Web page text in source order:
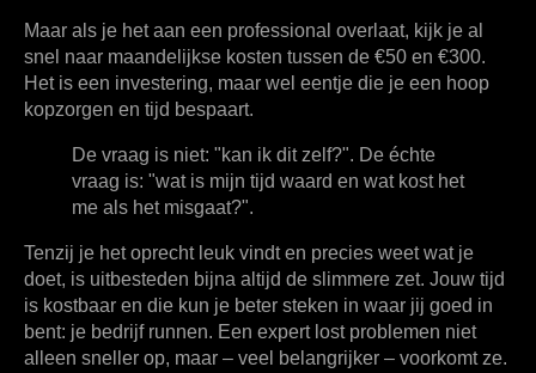
Maar als je het aan een professional overlaat, kijk je al
snel naar maandelijkse kosten tussen de €50 en €300.
Het is een investering, maar wel eentje die je een hoop
kopzorgen en tijd bespaart.
De vraag is niet: "kan ik dit zelf?". De échte
vraag is: "wat is mijn tijd waard en wat kost het
me als het misgaat?".
Tenzij je het oprecht leuk vindt en precies weet wat je
doet, is uitbesteden bijna altijd de slimmere zet. Jouw tijd
is kostbaar en die kun je beter steken in waar jij goed in
bent: je bedrijf runnen. Een expert lost problemen niet
alleen sneller op, maar – veel belangrijker – voorkomt ze.